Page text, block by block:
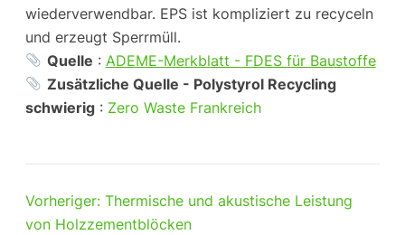
wiederverwendbar. EPS ist kompliziert zu recyceln
und erzeugt Sperrmüll.
Quelle : ADEME-Merkblatt - FDES für Baustoffe
Zusätzliche Quelle - Polystyrol Recycling
schwierig : Zero Waste Frankreich
Vorheriger: Thermische und akustische Leistung
von Holzzementblöcken